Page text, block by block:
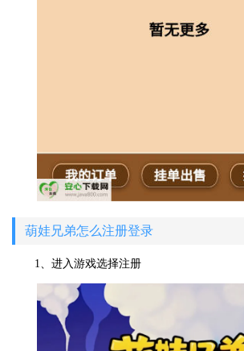
葫娃兄弟怎么注册登录
1、进入游戏选择注册